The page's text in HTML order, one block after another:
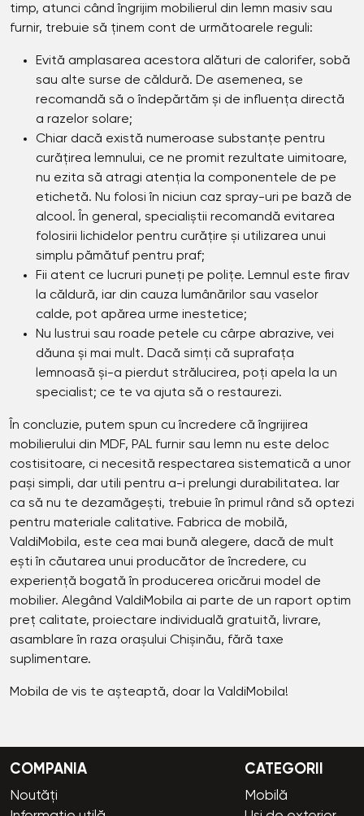
timp, atunci când îngrijim mobilierul din lemn masiv sau
furnir, trebuie să ținem cont de următoarele reguli:
Evită amplasarea acestora alături de calorifer, sobă
sau alte surse de căldură. De asemenea, se
recomandă să o îndepărtăm și de influența directă
a razelor solare;
Chiar dacă există numeroase substanțe pentru
curățirea lemnului, ce ne promit rezultate uimitoare,
nu ezita să atragi atenția la componentele de pe
etichetă. Nu folosi în niciun caz spray-uri pe bază de
alcool. În general, specialiștii recomandă evitarea
folosirii lichidelor pentru curățire și utilizarea unui
simplu pămătuf pentru praf;
Fii atent ce lucruri puneți pe polițe. Lemnul este firav
la căldură, iar din cauza lumânărilor sau vaselor
calde, pot apărea urme inestetice;
Nu lustrui sau roade petele cu cârpe abrazive, vei
dăuna și mai mult. Dacă simți că suprafața
lemnoasă și-a pierdut strălucirea, poți apela la un
specialist; ce te va ajuta să o restaurezi.
În concluzie, putem spun cu încredere că îngrijirea
mobilierului din MDF, PAL furnir sau lemn nu este deloc
costisitoare, ci necesită respectarea sistematică a unor
pași simpli, dar utili pentru a-i prelungi durabilitatea. Iar
ca să nu te dezamăgești, trebuie în primul rând să optezi
pentru materiale calitative. Fabrica de mobilă,
ValdiMobila, este cea mai bună alegere, dacă de mult
ești în căutarea unui producător de încredere, cu
experiență bogată în producerea oricărui model de
mobilier. Alegând ValdiMobila ai parte de un raport optim
preț calitate, proiectare individuală gratuită, livrare,
asamblare în raza orașului Chișinău, fără taxe
suplimentare.
Mobila de vis te așteaptă, doar la ValdiMobila!
COMPANIA
Noutăți
CATEGORII
Mobilă